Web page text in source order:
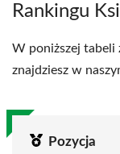
Rankingu
W poniższej tabeli
znajdziesz w
Pozycja